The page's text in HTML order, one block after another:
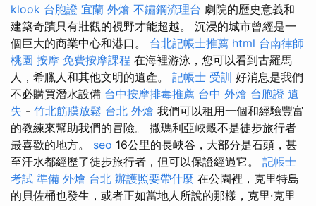
klook 台胞證 宜蘭 外燴 不鏽鋼流理台 劇院的歷史意義和
建築奇蹟只有壯觀的視野才能超越。 沉浸的城市曾經是一
個巨大的商業中心和港口。 台北記帳士推薦 html 台南律師
桃園 按摩 免費按摩課程 在海裡游泳，您可以看到古羅馬
人，希臘人和其他文明的遺產。 記帳士 受訓 好消息是我們
不必購買潛水設備 台中按摩排毒推薦 台中 外燴 台胞證 遺
失 - 竹北筋膜放鬆 台北 外燴 我們可以租用一個和經驗豐富
的教練來幫助我們的冒險。 撒瑪利亞峽穀不是徒步旅行者
最喜歡的地方。 seo 16公里的長峽谷，大部分是石頭，甚
至汗水都經歷了徒步旅行者，但可以保證經過它。 記帳士
考試 準備 外燴 台北 辦護照要帶什麼 在公園裡，克里特島
的貝佐桶也發生，或者正如當地人所說的那樣，克里·克里